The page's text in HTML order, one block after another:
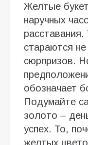
Желтые
наручных
стараются
сюрпризов.
обозначает
Подумайте
золото –
успех. То,
желтых